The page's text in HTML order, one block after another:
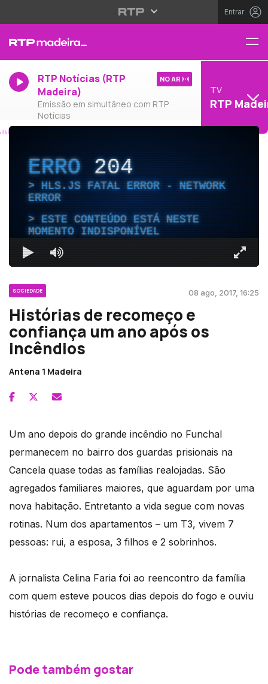
Entrar
RTP Notícias (RTP
Madeira)
Emissão em simultâneo com RTP
Notícias
NO AR
TV
RTP
ERRO204
HLS.JS FATAL ERROR - NETWORK
ERROR
ESTE CONTEÚDO ESTÁ NESTE
MOMENTO INDISPONÍVEL
SOCIEDADE 08 ago, 2017, 16:25
Histórias de recomeço e
confiança um ano após os
incêndios
Antena 1 Madeira
Um ano depois do grande incêndio no Funchal
permanecem no bairro dos guardas prisionais na
Cancela quase todas as famílias realojadas. São
agregados familiares maiores, que aguardam por uma
nova habitação. Entretanto a vida segue com novas
rotinas. Num dos apartamentos – um T3, vivem 7
pessoas: rui, a esposa, 3 filhos e 2 sobrinhos.
A jornalista Celina Faria foi ao reencontro da família
com quem esteve poucos dias depois do fogo e ouviu
histórias de recomeço e confiança.
Pode também gostar